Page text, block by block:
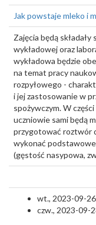
Jak powstaje mleko i
Zajęcia będą składały
wykładowej oraz
wykładowa będzie
na temat pracy
rozpyłowego -
i jej zastosowanie w
spożywczym. W
uczniowie sami będą
przygotować roztwór
wykonać
(gęstość nasypowa,
wt., 2023-09-
czw., 2023-09-